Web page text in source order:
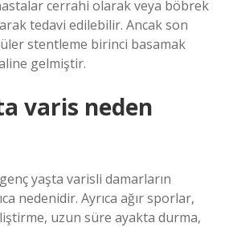
cerrahi olarak veya böbrek
tedavi edilebilir. Ancak son
stentleme birinci basamak
gelmiştir.
varis neden
yaşta varisli damarların
nedenidir. Ayrıca ağır sporlar,
uzun süre ayakta durma,